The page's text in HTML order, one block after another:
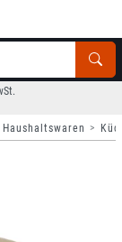
Haushaltswaren